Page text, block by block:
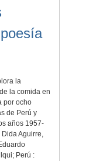
la
la comida en
por ocho
de Perú y
años 1957-
Aguirre,
Perú :